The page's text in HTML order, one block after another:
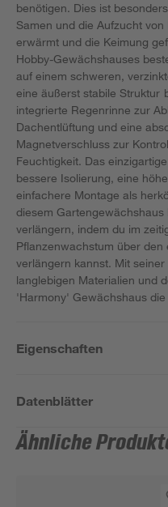
benötigen. Dies ist
Samen und die Aufzucht
erwärmt und die Keimung
Hobby-Gewächshauses
auf einem schweren,
eine äußerst stabile Struktur
integrierte Regenrinne zur
Dachentlüftung und eine
Magnetverschluss zur
Feuchtigkeit. Das
bessere Isolierung, eine
einfachere Montage als
diesem
verlängern, indem du im
Pflanzenwachstum über
verlängern kannst. Mit
langlebigen Materialien und
'Harmony' Gewächshaus die
Eigenschaften
Datenblätter
Ähnliche